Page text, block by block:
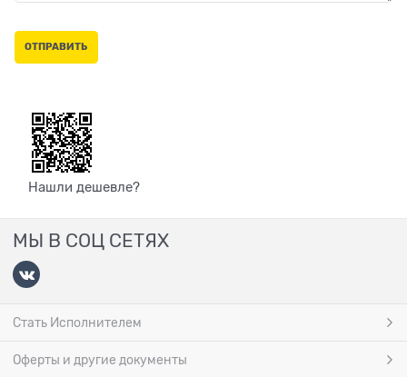
Нашли дешевле?
МЫ В СОЦ СЕТЯХ
Стать Исполнителем
Оферты и другие документы